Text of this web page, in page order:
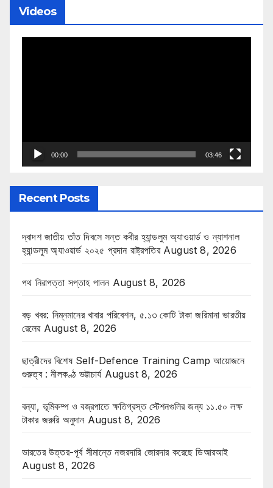
Videos
00:00 03:46
Recent Posts
দ্বাদশ জাতীয় তাঁত দিবসে সন্ত কবীর হ্যান্ডলুম অ্যাওয়ার্ড ও ন্যাশনাল
হ্যান্ডলুম অ্যাওয়ার্ড ২০২৫ প্রদান রাষ্ট্রপতির August 8, 2026
পথ নিরাপত্তা সপ্তাহ পালন August 8, 2026
বড় খবর: নিম্নমানের খাবার পরিবেশন, ৫.১৩ কোটি টাকা জরিমানা ভারতীয়
রেলের August 8, 2026
ছাত্রীদের বিশেষ Self-Defence Training Camp আয়োজনে
গুরুত্ব : নীলকণ্ঠ ভট্টাচার্য August 8, 2026
বন্যা, ভূমিকম্প ও বজ্রপাতে ক্ষতিগ্রস্ত স্টেশনগুলির জন্য ১১.৫০ লক্ষ
টাকার জরুরি অনুদান August 8, 2026
ভারতের উত্তর-পূর্ব সীমান্তে নজরদারি জোরদার করেছে ডিআরআই
August 8, 2026